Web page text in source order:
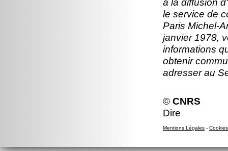
à la diffusion
le service de
Paris Michel-
janvier 1978,
informations
obtenir
adresser au
© CNRS
Dire
Mentions Légales - Cookies